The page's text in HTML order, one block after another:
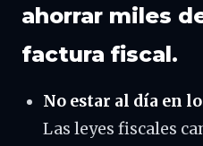
ahorrar miles
factura fiscal.
No estar al día en
Las leyes fiscales